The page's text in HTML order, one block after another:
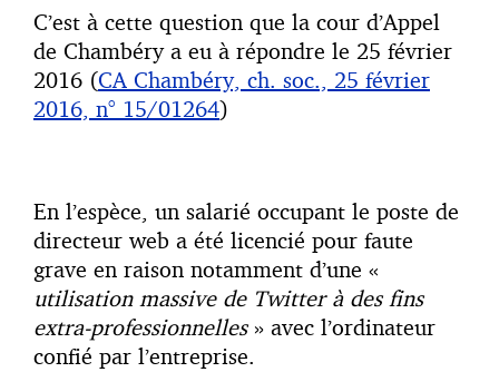
C’est à cette question que la cour d’Appel
de Chambéry a eu à répondre le 25 février
2016 (CA Chambéry, ch. soc., 25 février
2016, n° 15/01264)
En l’espèce, un salarié occupant le poste de
directeur web a été licencié pour faute
grave en raison notamment d’une «
utilisation massive de Twitter à des fins
extra-professionnelles» avec l’ordinateur
confié par l’entreprise.